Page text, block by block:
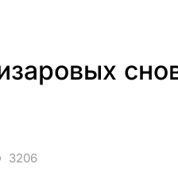
3206